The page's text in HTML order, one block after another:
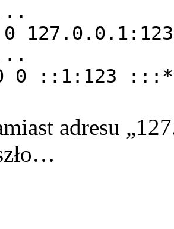
0
0 ::1:123 :::*
adresu